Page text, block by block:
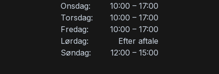
Parkeringssensor foran
Stofsæder
Onsdag:
10:00 – 17:00
Torsdag:
10:00 – 17:00
Fredag:
10:00 – 17:00
Lørdag:
Efter aftale
Søndag:
12:00 – 15:00